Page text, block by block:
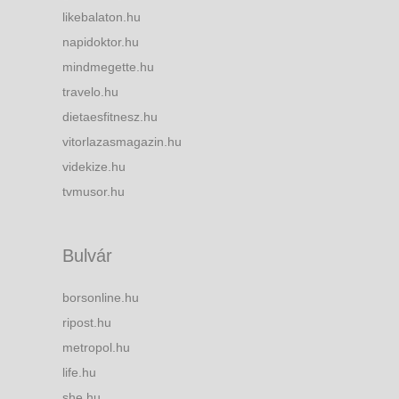
likebalaton.hu
napidoktor.hu
mindmegette.hu
travelo.hu
dietaesfitnesz.hu
vitorlazasmagazin.hu
videkize.hu
tvmusor.hu
Bulvár
borsonline.hu
ripost.hu
metropol.hu
life.hu